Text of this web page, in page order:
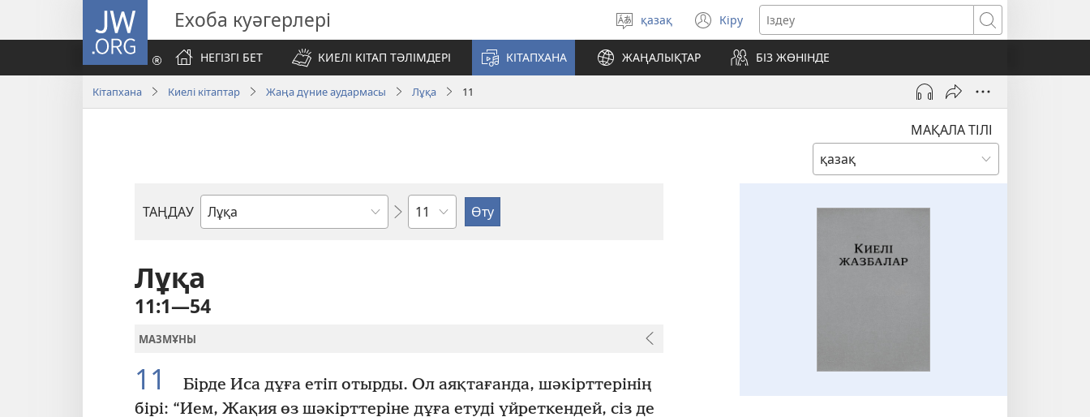
JW.ORG Ехоба куәгерлері
Тілді
таңдау
қазақ Кіру
(жаңа
терезе
ашылуда)
Іздеу
НЕГІЗГІ БЕТ
КИЕЛІ КІТАП ТӘЛІМДЕРІ КІТАПХАНА ЖАҢАЛЫҚТАР БІЗ ЖӨНІНДЕ
Кітапхана Киелі кітаптар Жаңа дүние аудармасы Лұқа 11
МАҚАЛА ТІЛІ
ТАҢДАУ
Киелі
Тарау
бойынша
Лұқа
11:1—54
МАЗМҰНЫ
11
Бірде Иса дұға етіп отырды. Ол аяқтағанда, шәкірттерінің
бірі: “Ием, Жақия өз шәкірттеріне дұға етуді үйреткендей, сіз де